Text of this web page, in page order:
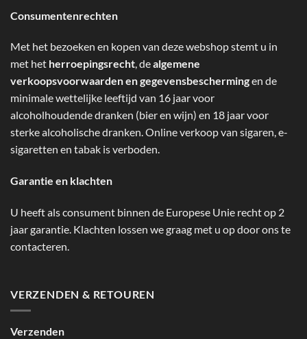
Consumentenrechten
Met het bezoeken en kopen van deze webshop stemt u in
met het herroepingsrecht, dealgemene
verkoopsvoorwaarden en gegevensbeschermingen de
minimale wettelijke leeftijd van 16 jaar voor
alcoholhoudende dranken (bier en wijn) en 18 jaar voor
sterke alcoholische dranken. Online verkoop van sigaren, e-
sigaretten en tabak is verboden.
Garantie en klachten
U heeft als consument binnen de Europese Unie recht op 2
jaar garantie. Klachten lossen we graag met u op door ons te
contacteren.
VERZENDEN & RETOUREN
Verzenden